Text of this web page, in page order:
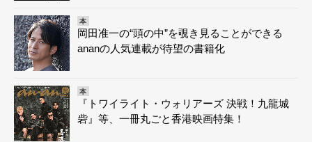
本
岡田准一の“頭の中”を覗き見ることができる
ananの人気連載が待望の書籍化
本
『トワイライト・ウォリアーズ 決戦！九龍城
砦』等、一冊丸ごと香港映画特集！